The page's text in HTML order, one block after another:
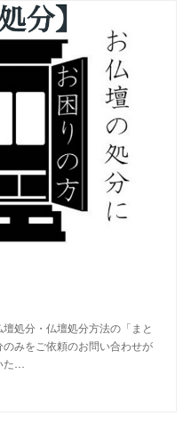
処分・仏壇処分方法の「まと
みをご依頼のお問い合わせが
…